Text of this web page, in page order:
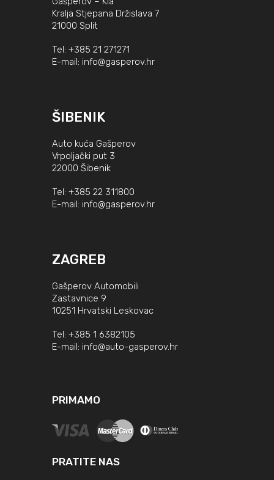
Kralja Stjepana Držislava 7
21000 Split
Tel: +385 21 271271
E-mail: info@gasperov.hr
ŠIBENIK
Auto kuća Gašperov
Vrpoljački put 3
22000 Šibenik
Tel: +385 22 311800
E-mail: info@gasperov.hr
ZAGREB
Gašperov Automobili
Zastavnice 9
10251 Hrvatski Leskovac
Tel: +385 1 6382105
E-mail: info@auto-gasperov.hr
PRIMAMO
PRATITE NAS